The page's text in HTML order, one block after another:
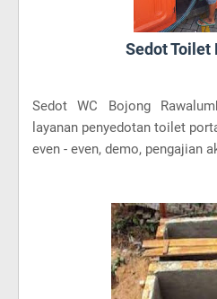
Sedot Toilet
Sedot WC Bojong
layanan penyedotan toilet
even - even, demo, pengajian